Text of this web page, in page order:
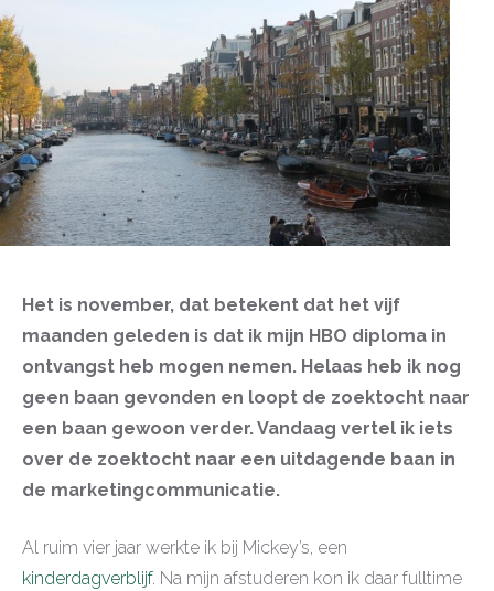
Het is november, dat betekent dat het vijf
maanden geleden is dat ik mijn HBO diploma in
ontvangst heb mogen nemen. Helaas heb ik nog
geen baan gevonden en loopt de zoektocht naar
een baan gewoon verder. Vandaag vertel ik iets
over de zoektocht naar een uitdagende baan in
de marketingcommunicatie.
Al ruim vier jaar werkte ik bij Mickey’s, een
kinderdagverblijf. Na mijn afstuderen kon ik daar fulltime